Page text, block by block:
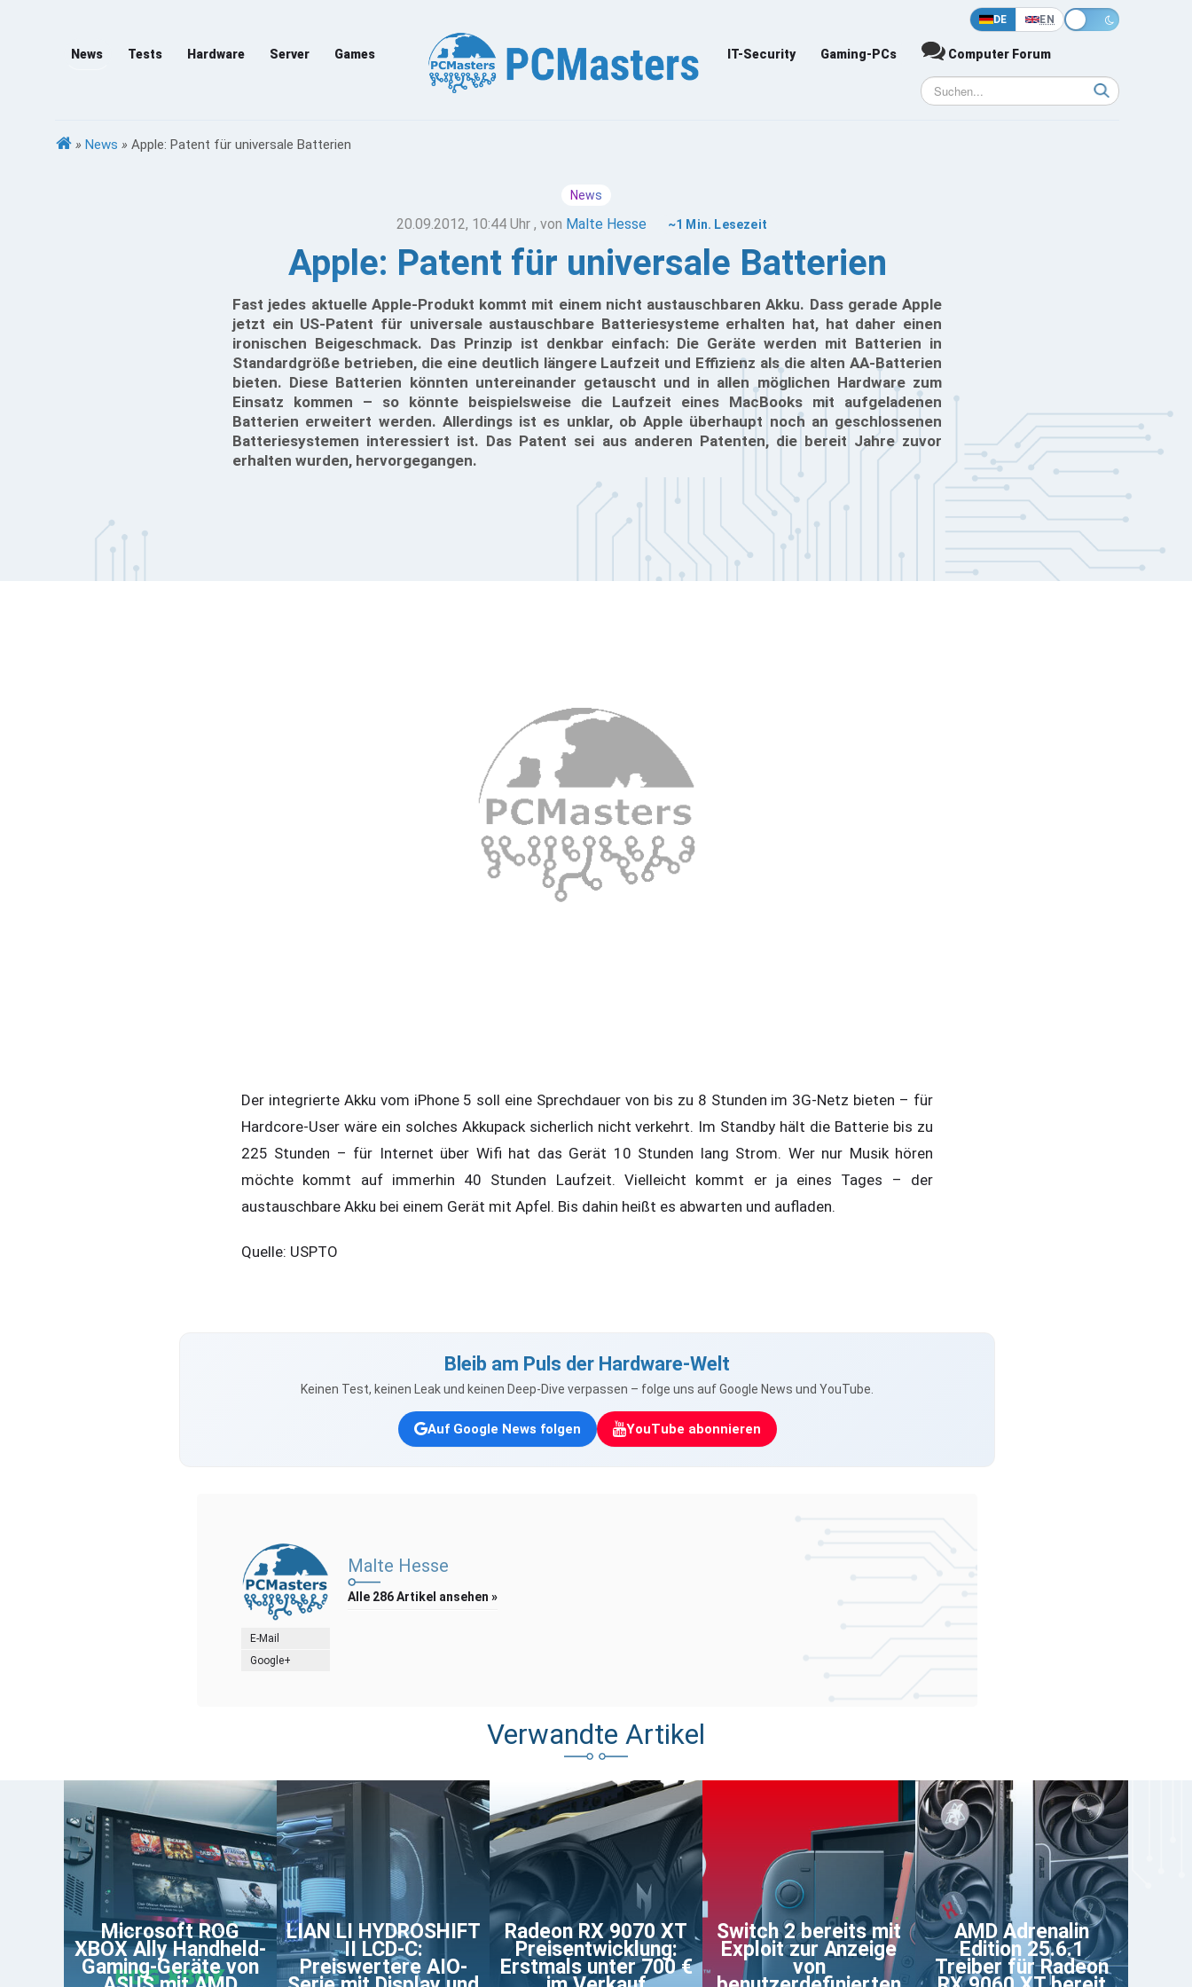
DE EN
News Tests Hardware Server Games IT-Security Gaming-PCs Computer Forum
» News » Apple: Patent für universale Batterien
News
20.09.2012, 10:44 Uhr , von Malte Hesse ~1 Min. Lesezeit
Apple: Patent für universale Batterien
Fast jedes aktuelle Apple-Produkt kommt mit einem nicht austauschbaren Akku. Dass gerade Apple
jetzt ein US-Patent für universale austauschbare Batteriesysteme erhalten hat, hat daher einen
ironischen Beigeschmack. Das Prinzip ist denkbar einfach: Die Geräte werden mit Batterien in
Standardgröße betrieben, die eine deutlich längere Laufzeit und Effizienz als die alten AA-Batterien
bieten. Diese Batterien könnten untereinander getauscht und in allen möglichen Hardware zum
Einsatz kommen – so könnte beispielsweise die Laufzeit eines MacBooks mit aufgeladenen
Batterien erweitert werden. Allerdings ist es unklar, ob Apple überhaupt noch an geschlossenen
Batteriesystemen interessiert ist. Das Patent sei aus anderen Patenten, die bereit Jahre zuvor
erhalten wurden, hervorgegangen.
Der integrierte Akku vom iPhone 5 soll eine Sprechdauer von bis zu 8 Stunden im 3G-Netz bieten – für
Hardcore-User wäre ein solches Akkupack sicherlich nicht verkehrt. Im Standby hält die Batterie bis zu
225 Stunden – für Internet über Wifi hat das Gerät 10 Stunden lang Strom. Wer nur Musik hören
möchte kommt auf immerhin 40 Stunden Laufzeit. Vielleicht kommt er ja eines Tages – der
austauschbare Akku bei einem Gerät mit Apfel. Bis dahin heißt es abwarten und aufladen.
Quelle: USPTO
Bleib am Puls der Hardware-Welt
Keinen Test, keinen Leak und keinen Deep-Dive verpassen – folge uns auf Google News und YouTube.
Auf Google News folgen YouTube abonnieren
E-Mail
Google+
Malte Hesse
Alle 286 Artikel ansehen »
Verwandte Artikel
Microsoft ROG
XBOX Ally Handheld-
Gaming-Geräte von
LIAN LI HYDROSHIFT
II LCD-C:
Preiswertere AIO-
Radeon RX 9070 XT
Preisentwicklung:
Erstmals unter 700 €
Switch 2 bereits mit
Exploit zur Anzeige
von
AMD Adrenalin
Edition 25.6.1
Treiber für Radeon